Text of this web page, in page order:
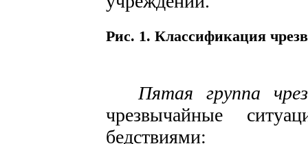
Рис. 1. Классификация
Пятая группа
чрез­вычайные
бедствиями: